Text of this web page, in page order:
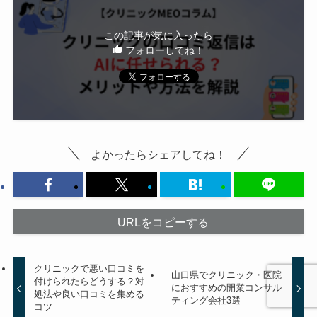
この記事が気に入ったら
フォローしてね！
よかったらシェアしてね！
URLをコピーする
クリニックで悪い口コミを
付けられたらどうする？対
処法や良い口コミを集める
コツ
山口県でクリニック・医院
におすすめの開業コンサル
ティング会社3選